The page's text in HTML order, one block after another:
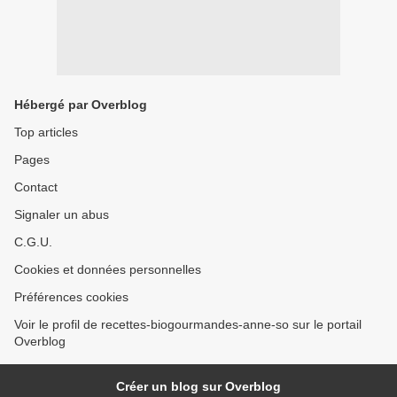
Hébergé par Overblog
Top articles
Pages
Contact
Signaler un abus
C.G.U.
Cookies et données personnelles
Préférences cookies
Voir le profil de recettes-biogourmandes-anne-so sur le portail
Overblog
Créer un blog sur Overblog